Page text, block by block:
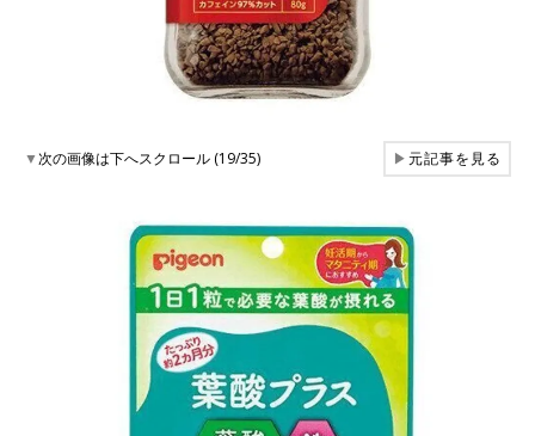
▼次の画像は下へスクロール (19/35) ▶元記事を見る